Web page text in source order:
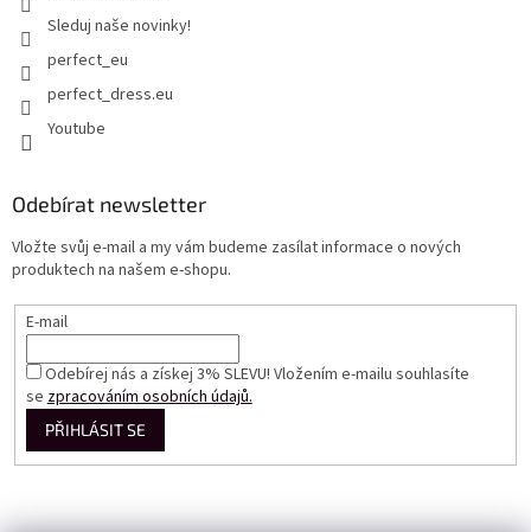
Sleduj naše novinky!
perfect_eu
perfect_dress.eu
Youtube
Odebírat newsletter
Vložte svůj e-mail a my vám budeme zasílat informace o nových
produktech na našem e-shopu.
E-mail
Odebírej nás a získej 3% SLEVU! Vložením e-mailu souhlasíte
sezpracováním osobních údajů.
PŘIHLÁSIT SE